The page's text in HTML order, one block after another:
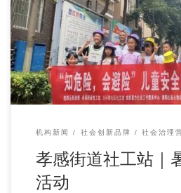
据令人痛心，也为学生暑期安全敲
日，由旌阳区民政局主办，孝感街
室、成都聚力社会工作服务中心承
心物业管理有限公司、德阳心连心
“知危险 会避险”儿童安全主题教育
机构新闻 社会创新品牌 社会治理
孝感街道社工站｜
活动